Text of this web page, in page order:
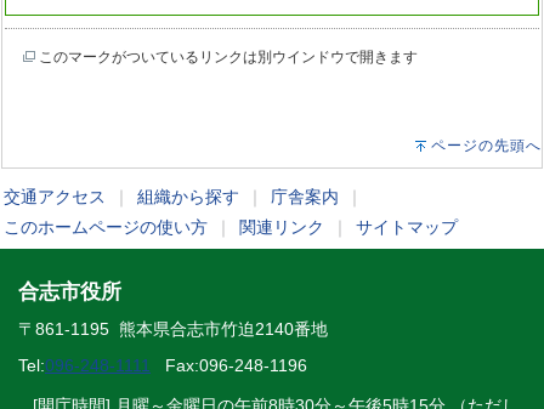
このマークがついているリンクは別ウインドウで開きます
ページの先頭へ
交通アクセス 組織から探す 庁舎案内
このホームページの使い方
関連リンク サイトマップ
合志市役所
〒861-1195 熊本県合志市竹迫2140番地
Tel:096-248-1111 Fax:096-248-1196
[開庁時間] 月曜～金曜日の午前8時30分～午後5時15分 （ただし、